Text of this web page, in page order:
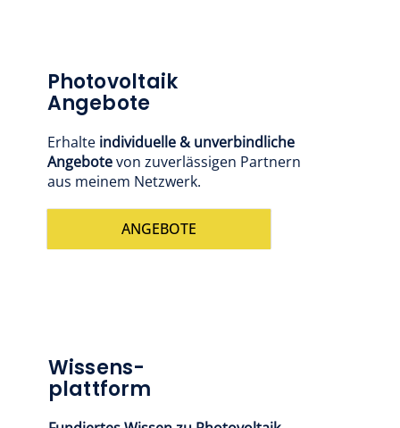
Photovoltaik
Angebote
Erhalte individuelle & unverbindliche
Angebotevon zuverlässigen Partnern
aus meinem Netzwerk.
ANGEBOTE
Wissens-
plattform